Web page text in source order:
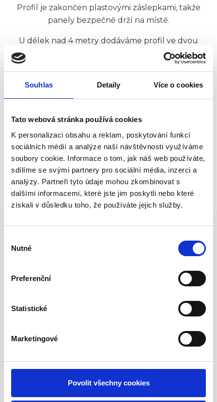
Souhlas Detaily Více o cookies
Tato webová stránka používá cookies
K personalizaci obsahu a reklam, poskytování funkcí
sociálních médií a analýze naší návštěvnosti využíváme
soubory cookie. Informace o tom, jak náš web používáte,
sdílíme se svými partnery pro sociální média, inzerci a
analýzy. Partneři tyto údaje mohou zkombinovat s
dalšími informacemi, které jste jim poskytli nebo které
získali v důsledku toho, že používáte jejich služby.
souhlasu
Nutné
Preferenční
Statistické
Marketingové
Povolit všechny cookies
Profil je zakončen plastovými záslepkami, takže
panely bezpečně drží na místě.
U délek nad 4 metry dodáváme profil ve dvou
částech se spojkou – ta je nenápadná a
umožňuje plynulé posouvání panelů z jedné
Ovládání je velmi jednoduché – stačí panel lehce
integrovanému závaží jsou panely napnuté a
odolávají menším průvanům či nárazům,
například při rychlém pohybu osob kolem stěny,
čímž zůstávají stabilní a esteticky působivé.
Kontaktujte nás
Rádi vám poradíme a připravíme nezávaznou
+420 777 341 661
Volejte nám kdykoliv ve všední dny